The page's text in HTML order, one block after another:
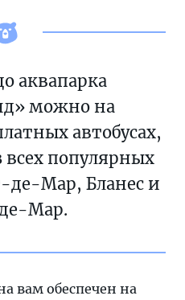
аквапарка
можно на
автобусах,
популярных
де-Мар, Бланес и
Мар.
вам обеспечен на